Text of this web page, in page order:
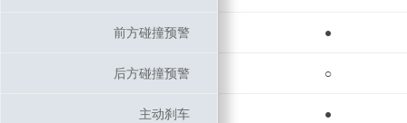
前方碰撞预警 ●
后方碰撞预警 ○
主动刹车 ●
前方碰撞预警
后方碰撞预警
主动刹车